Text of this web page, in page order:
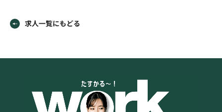
求人一覧にもどる